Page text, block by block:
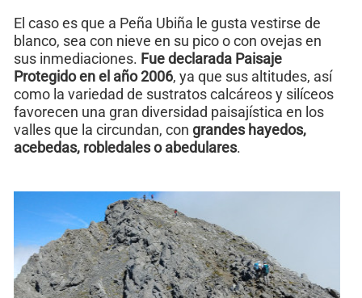
El caso es que a Peña Ubiña le gusta vestirse de
blanco, sea con nieve en su pico o con ovejas en
sus inmediaciones. Fue declarada Paisaje
Protegido en el año 2006, ya que sus altitudes, así
como la variedad de sustratos calcáreos y silíceos
favorecen una gran diversidad paisajística en los
valles que la circundan, con grandes hayedos,
acebedas, robledales o abedulares.